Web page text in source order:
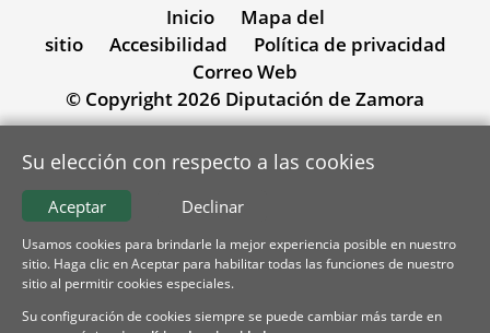
Inicio
Mapa del
sitio
Accesibilidad
Política de privacidad
Correo Web
© Copyright 2026 Diputación de Zamora
Su elección con respecto a las cookies
Declinar
Aceptar
Usamos cookies para brindarle la mejor experiencia posible en nuestro
sitio. Haga clic en Aceptar para habilitar todas las funciones de nuestro
sitio al permitir cookies especiales.
Su configuración de cookies siempre se puede cambiar más tarde en